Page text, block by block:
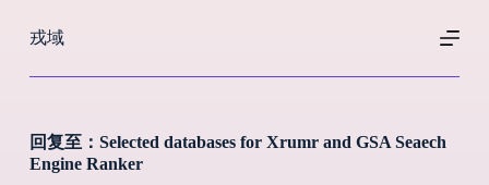
过
戎域
回复至：Selected databases for Xrumr and GSA Seaech
Engine Ranker